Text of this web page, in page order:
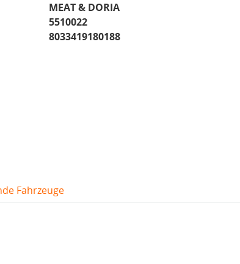
MEAT & DORIA
5510022
8033419180188
Fahrzeuge